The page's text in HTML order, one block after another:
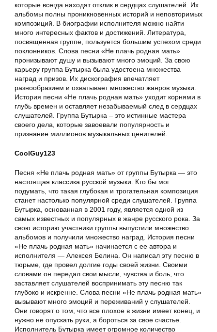
которые всегда находят отклик в сердцах слушателей. Их
альбомы полны проникновенных историй и неповторимых
композиций. В биографии исполнителя можно найти
много интересных фактов и достижений. Литература,
посвященная группе, пользуется большим успехом среди
поклонников. Слова песни «Не плачь родная мать»
пронизывают душу и вызывают много эмоций. За свою
карьеру группа Бутырка была удостоена множества
наград и призов. Их дискография впечатляет
разнообразием и охватывает множество жанров музыки.
История песни «Не плачь родная мать» уходит корнями в
глубь времен и оставляет незабываемый след в сердцах
слушателей. Группа Бутырка – это истинные мастера
своего дела, которые завоевали популярность и
признание миллионов музыкальных ценителей.
CoolGuy123
Песня «Не плачь родная мать» от группы Бутырка — это
настоящая классика русской музыки. Кто бы мог
подумать, что такая глубокая и трогательная композиция
станет настолько популярной среди слушателей. Группа
Бутырка, основанная в 2001 году, является одной из
самых известных и популярных в жанре русского рока. За
свою историю участники группы выпустили множество
альбомов и получили множество наград. История песни
«Не плачь родная мать» начинается с ее автора и
исполнителя — Алексея Белина. Он написал эту песню в
тюрьме, где провел долгие годы своей жизни. Своими
словами он передал свои мысли, чувства и боль, что
заставляет слушателей воспринимать эту песню так
глубоко и искренне. Слова песни «Не плачь родная мать»
вызывают много эмоций и переживаний у слушателей.
Они говорят о том, что все плохое в жизни имеет конец, и
нужно не опускать руки, а бороться за свое счастье.
Исполнитель Бутырка имеет огромное количество